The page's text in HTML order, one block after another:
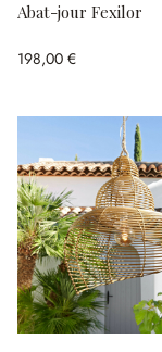
Abat-jour Fexilor
198,00 €